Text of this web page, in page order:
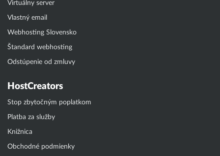
Virtuálny server
Vlastný email
Webhosting Slovensko
Štandard webhosting
Odstúpenie od zmluvy
HostCreators
Stop zbytočným poplatkom
Platba za služby
Knižnica
Obchodné podmienky